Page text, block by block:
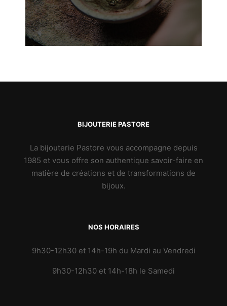
BIJOUTERIE PASTORE
La bijouterie Pastore vous accompagne depuis
1985 et vous offre son authentique savoir-faire en
matière de créations et de transformations de
bijoux.
NOS HORAIRES
9h30-12h30 et 14h-19h du Mardi au Vendredi
9h30-12h30 et 14h-18h le Samedi